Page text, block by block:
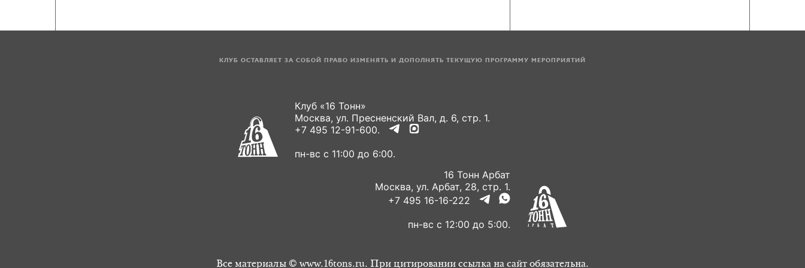
КЛУБ ОСТАВЛЯЕТ ЗА СОБОЙ ПРАВО ИЗМЕНЯТЬ И ДОПОЛНЯТЬ ТЕКУЩУЮ ПРОГРАММУ МЕРОПРИЯТИЙ
Клуб «16 Тонн»
Москва, ул. Пресненский Вал, д. 6, стр. 1.
+7 495 12-91-600.
пн-вс с 11:00 до 6:00.
16 Тонн Арбат
Москва, ул. Арбат, 28, стр. 1.
+7 495 16-16-222
пн-вс с 12:00 до 5:00.
Все материалы © www.16tons.ru. При цитировании ссылка на сайт обязательна.